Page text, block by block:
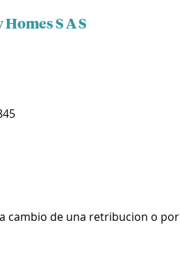
S A S
cambio de una retribucion o por